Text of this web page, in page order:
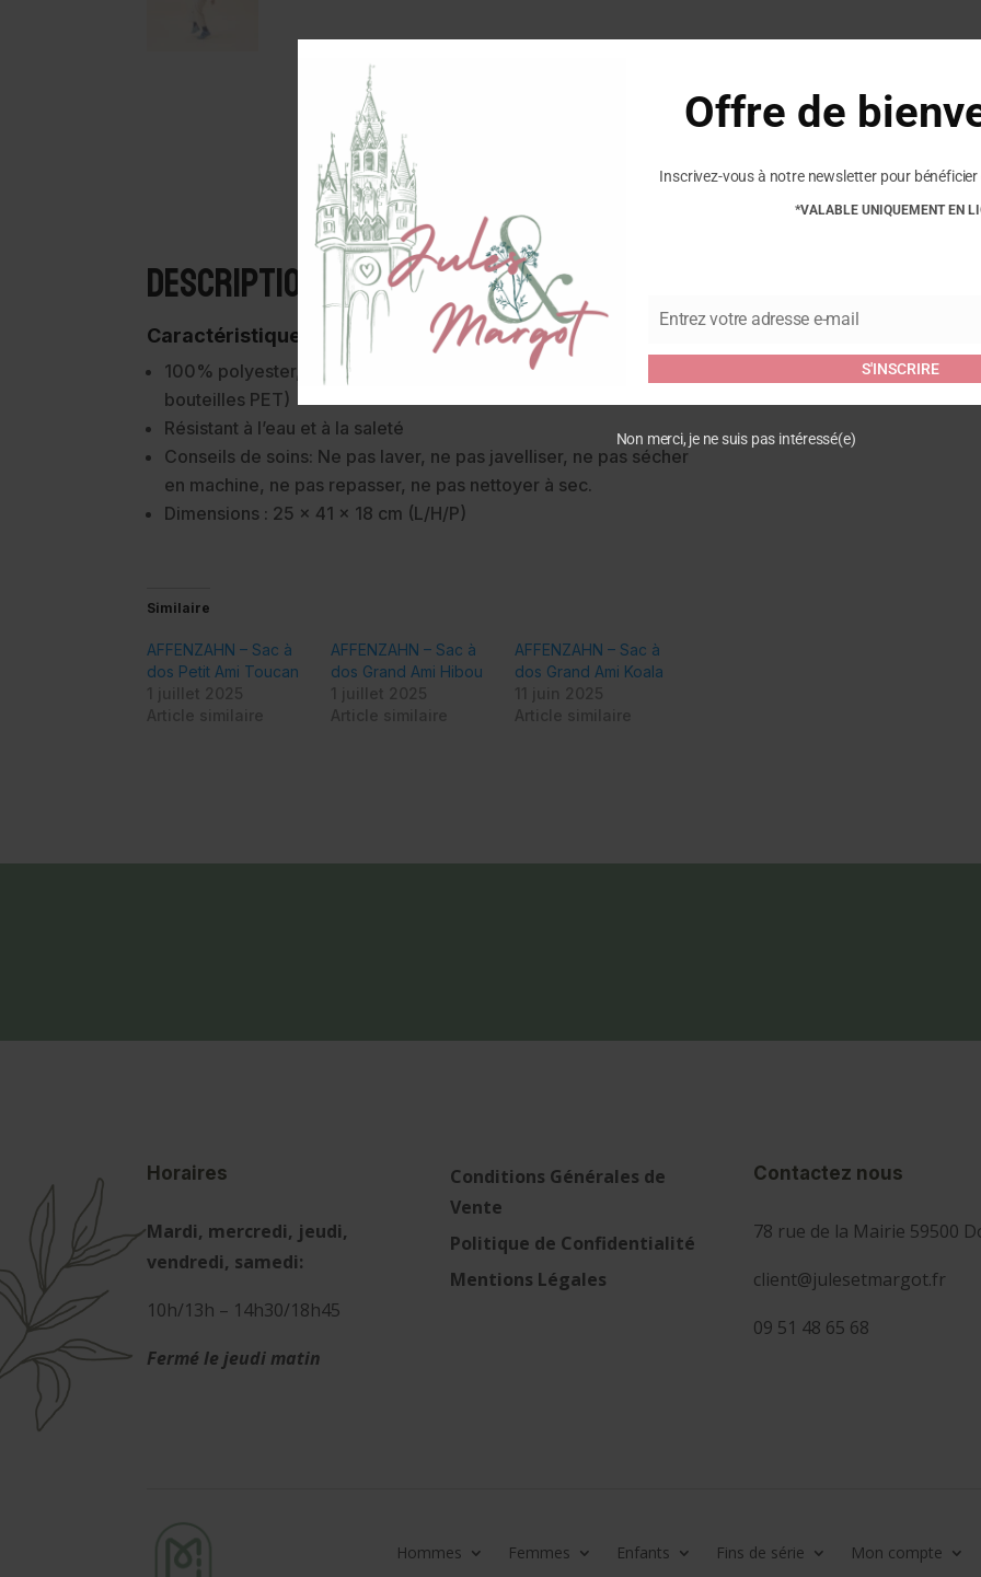
Description
Caractéristiques :
100% polyester, dont 48% est du polyester recyclé (à partir de
bouteilles PET)
Résistant à l’eau et à la saleté
Conseils de soins: Ne pas laver, ne pas javelliser, ne pas sécher
en machine, ne pas repasser, ne pas nettoyer à sec.
Dimensions : 25 x 41 x 18 cm (L/H/P)
Similaire
AFFENZAHN – Sac à
dos Petit Ami Toucan
AFFENZAHN – Sac à
dos Grand Ami Hibou
AFFENZAHN – Sac à
dos Grand Ami Koala
Soyez le premier à laisser
Toucan”
Vous devez êtreconnecté
Horaires
Mardi, mercredi, jeudi,
vendredi, samedi:
10h/13h – 14h30/18h45
Fermé le jeudi matin
Conditions Générales de
Vente
Politique de Confidentialité
Mentions Légales
Contactez nous
78 rue de la Mairie 59500
client@julesetmargot.fr
09 51 48 65 68
Hommes Femmes Enfants Fins de série Mon compte
Offre de
Inscrivez-vous à notre newsletter pour
*VALABLE UNIQUEMENT EN
Email
Entrez votre adresse e-mail
S'INSCRIRE
Non merci, je ne suis pas intéressé(e)